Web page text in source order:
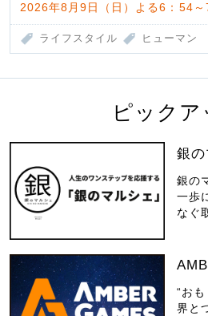
2026年8月9日（日）よる6：54
ライフスタイル ヒューマン
ピックア
銀の
銀の
一歩
なぐ
“お
界と